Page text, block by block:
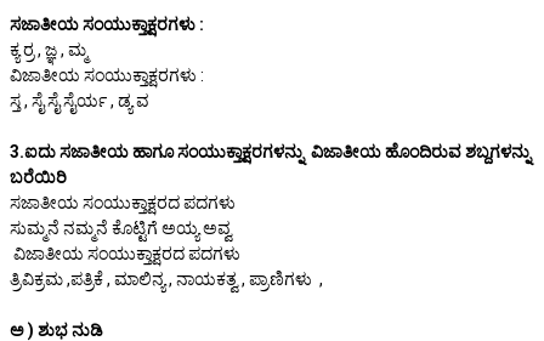
ಸಜಾತೀಯ ಸಂಯುಕ್ತಾಕ್ಷರಗಳು :
ಕ್ಯ ರ್ರ , ಜ್ಞ , ಮ್ಮ
ವಿಜಾತೀಯ ಸಂಯುಕ್ತಾಕ್ಷರಗಳು :
ಸ್ತ , ಸೈ ಸೈ ಸೈರ್ಯ , ಡ್ಯ ವ
3.ಐದು ಸಜಾತೀಯ ಹಾಗೂ ಸಂಯುಕ್ತಾಕ್ಷರಗಳನ್ನು ವಿಜಾತೀಯ ಹೊಂದಿರುವ ಶಬ್ದಗಳನ್ನು
ಬರೆಯಿರಿ
ಸಜಾತೀಯ ಸಂಯುಕ್ತಾಕ್ಷರದ ಪದಗಳು
ಸುಮ್ಮನೆ ನಮ್ಮನೆ ಕೊಟ್ಟಿಗೆ ಅಯ್ಯ ಅವ್ವ
ವಿಜಾತೀಯ ಸಂಯುಕ್ತಾಕ್ಷರದ ಪದಗಳು
ತ್ರಿವಿಕ್ರಮ ,ಪತ್ರಿಕೆ , ಮಾಲಿನ್ಯ , ನಾಯಕತ್ವ , ಪ್ರಾಣಿಗಳು ,
ಅ ) ಶುಭ ನುಡಿ